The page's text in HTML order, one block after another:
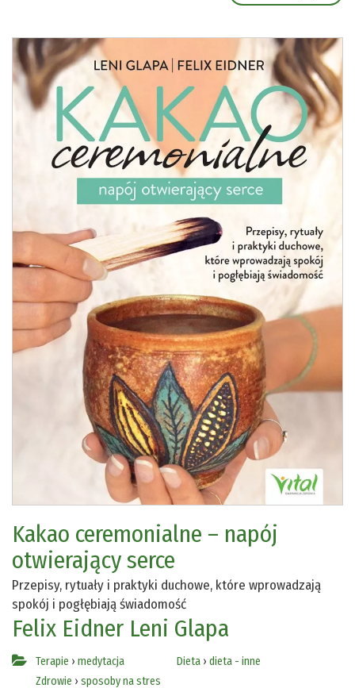
Kakao ceremonialne – napój
otwierający serce
Przepisy, rytuały i praktyki duchowe, które wprowadzają
spokój i pogłębiają świadomość
Felix Eidner Leni Glapa
Terapie › medytacja
Zdrowie › sposoby na stres
Dieta › dieta - inne